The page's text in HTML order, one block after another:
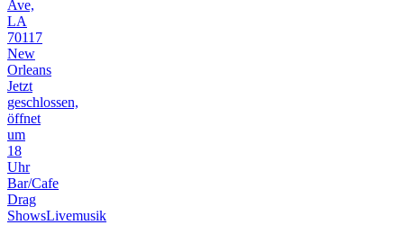
Ave,
LA
70117
New
Orleans
Jetzt
geschlossen,
öffnet
um
18
Uhr
Bar/Cafe
Drag
ShowsLivemusik